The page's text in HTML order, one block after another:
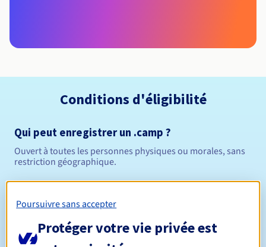
Conditions d'éligibilité
Qui peut enregistrer un .camp ?
Ouvert à toutes les personnes physiques ou morales, sans
restriction géographique.
Durée de réservation Entre 1 et 10 ans
Poursuivre sans accepter
Protéger votre vie privée est